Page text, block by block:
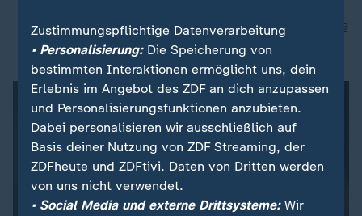
"Gesichert rechtsextremistisch": Was bedeutet die
Einstufung für die AfD?
Zustimmungspflichtige Datenverarbeitung
• Personalisierung:Die Speicherung von
bestimmten Interaktionen ermöglicht uns, dein
Erlebnis im Angebot des ZDF an dich anzupassen
und Personalisierungsfunktionen anzubieten.
Dabei personalisieren wir ausschließlich auf
Basis deiner Nutzung von ZDF Streaming, der
ZDFheute und ZDFtivi. Daten von Dritten werden
von uns nicht verwendet.
• Social Media und externe Drittsysteme:Wir